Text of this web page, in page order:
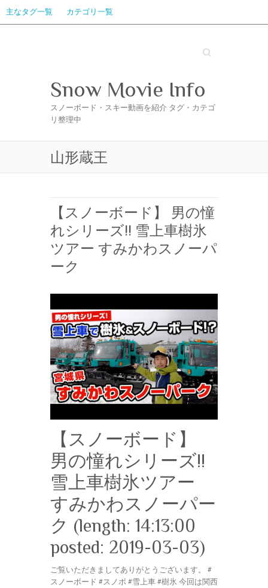
主なタグ一覧 カテゴリ一覧
Search
Snow Movie Info
スノーボード・スキー動画を紹介 タグ・カテゴ
リ整理中
山形蔵王
【スノーボード】 男の憧
れシリーズ!! 雪上車樹氷
ツアー すみかわスノーパ
ーク
【スノーボード】
男の憧れシリーズ!!
雪上車樹氷ツアー
すみかわスノーパー
ク (length: 14:13:00
posted: 2019-03-03)
ご覧いただきましてありがとうございます。 #
スノーボード #スノボ #雪上車 #樹氷 今回は関西